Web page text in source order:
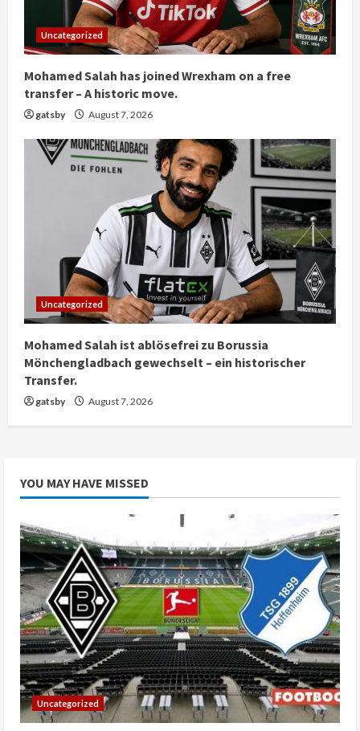
Uncategorized
Mohamed Salah has joined Wrexham on a free
transfer – A historic move.
gatsby August 7, 2026
Uncategorized
Mohamed Salah ist ablösefrei zu Borussia
Mönchengladbach gewechselt – ein historischer
Transfer.
gatsby August 7, 2026
YOU MAY HAVE MISSED
Uncategorized